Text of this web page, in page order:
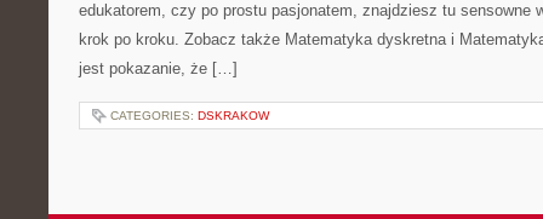
edukatorem, czy po prostu pasjonatem, znajdziesz tu sensowne
krok po kroku. Zobacz także Matematyka dyskretna i
jest pokazanie, że […]
CATEGORIES: DSKRAKOW